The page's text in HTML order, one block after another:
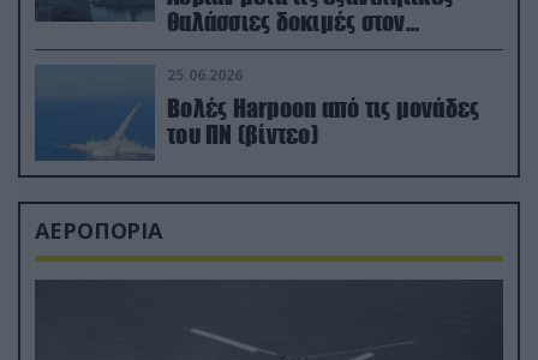
θαλάσσιες δοκιμές στον
απαιτητικό Βισκαϊκό
25.06.2026
Βολές Harpoon από τις μονάδες
του ΠΝ (βίντεο)
ΑΕΡΟΠΟΡΙΑ